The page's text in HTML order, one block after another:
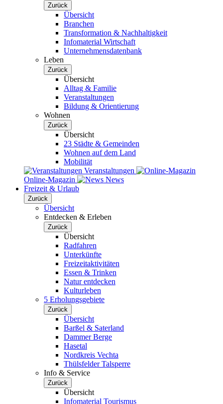
Zurück
Übersicht
Branchen
Transformation & Nachhaltigkeit
Infomaterial Wirtschaft
Unternehmensdatenbank
Leben
Zurück
Übersicht
Alltag & Familie
Veranstaltungen
Bildung & Orientierung
Wohnen
Zurück
Übersicht
23 Städte & Gemeinden
Wohnen auf dem Land
Mobilität
Veranstaltungen
Online-Magazin
News
Freizeit & Urlaub
Zurück
Übersicht
Entdecken & Erleben
Zurück
Übersicht
Radfahren
Unterkünfte
Freizeitaktivitäten
Essen & Trinken
Natur entdecken
Kulturleben
5 Erholungsgebiete
Zurück
Übersicht
Barßel & Saterland
Dammer Berge
Hasetal
Nordkreis Vechta
Thülsfelder Talsperre
Info & Service
Zurück
Übersicht
Infomaterial Tourismus